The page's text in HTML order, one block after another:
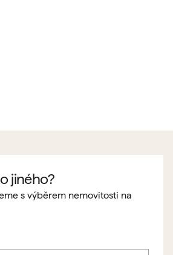
jiného?
s výběrem nemovitosti na